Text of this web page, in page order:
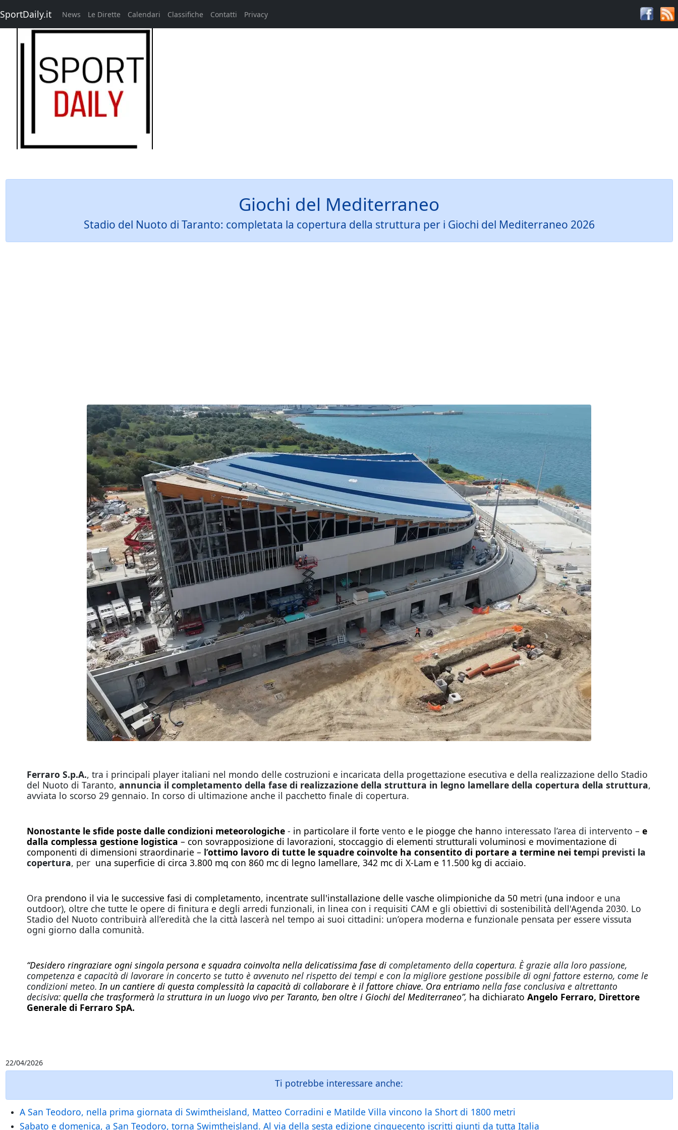
SportDaily.it News Le Dirette Calendari Classifiche Contatti Privacy
Giochi del Mediterraneo
Stadio del Nuoto di Taranto: completata la copertura della struttura per i Giochi del Mediterraneo 2026
Ferraro S.p.A., tra i principali player italiani nel mondo delle costruzioni e incaricata della progettazione esecutiva e della realizzazione dello Stadio
del Nuoto di Taranto, annuncia il completamento della fase di realizzazione della struttura in legno lamellare della copertura della struttura,
avviata lo scorso 29 gennaio. In corso di ultimazione anche il pacchetto finale di copertura.
Nonostante le sfide poste dalle condizioni meteorologiche- in particolare il forte vento e le piogge che hanno interessato l’area di intervento – e
dalla complessa gestione logistica – con sovrapposizione di lavorazioni, stoccaggio di elementi strutturali voluminosi e movimentazione di
componenti di dimensioni straordinarie – l’ottimo lavoro di tutte le squadre coinvolte ha consentito di portare a termine nei tempi previsti la
copertura, per una superficie di circa 3.800 mq con 860 mc di legno lamellare, 342 mc di X-Lam e 11.500 kg di acciaio.
Ora prendono il via le successive fasi di completamento, incentrate sull'installazione delle vasche olimpioniche da 50 metri (una indoor e una
outdoor), oltre che tutte le opere di finitura e degli arredi funzionali, in linea con i requisiti CAM e gli obiettivi di sostenibilità dell'Agenda 2030. Lo
Stadio del Nuoto contribuirà all’eredità che la città lascerà nel tempo ai suoi cittadini: un’opera moderna e funzionale pensata per essere vissuta
ogni giorno dalla comunità.
“Desidero ringraziare ogni singola persona e squadra coinvolta nella delicatissima fase dicompletamento della copertura. È grazie alla loro passione,
competenza e capacità di lavorare in concerto se tutto è avvenuto nel rispetto dei tempi e con la migliore gestione possibile di ogni fattore esterno, come le
condizioni meteo. In un cantiere di questa complessità la capacità di collaborare è il fattore chiave. Ora entriamo nella fase conclusiva e altrettanto
decisiva: quella che trasformerà lastruttura in un luogo vivo per Taranto, ben oltre i Giochi del Mediterraneo”, ha dichiarato Angelo Ferraro, Direttore
Generale di Ferraro SpA.
22/04/2026
Ti potrebbe interessare anche:
A San Teodoro, nella prima giornata di Swimtheisland, Matteo Corradini e Matilde Villa vincono la Short di 1800 metri
Sabato e domenica, a San Teodoro, torna Swimtheisland. Al via della sesta edizione cinquecento iscritti giunti da tutta Italia